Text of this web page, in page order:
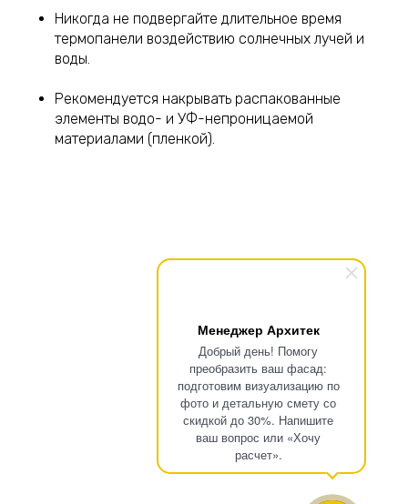
Менеджер Архитек
Добрый день! Помогу
преобразить ваш фасад:
подготовим визуализацию по
фото и детальную смету со
скидкой до 30%. Напишите
ваш вопрос или «Хочу
расчет».
Никогда не подвергайте длительное время
термопанели воздействию солнечных лучей и
воды.
Рекомендуется накрывать распакованные
элементы водо- и УФ-непроницаемой
материалами (пленкой).